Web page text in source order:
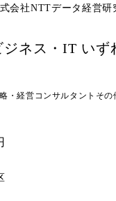
会社NTTデータ経営研
ジネス・IT い
・経営コンサルタント その